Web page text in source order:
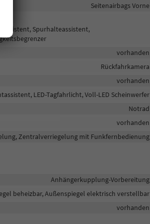
Seitenairbags Vorne
Spurhalteassistent,
vorhanden
Rückfahrkamera
vorhanden
LED-Tagfahrlicht, Voll-LED Scheinwerfer
Notrad
vorhanden
Zentralverriegelung mit Funkfernbedienung
Anhängerkupplung-Vorbereitung
beheizbar, Außenspiegel elektrisch verstellbar
vorhanden